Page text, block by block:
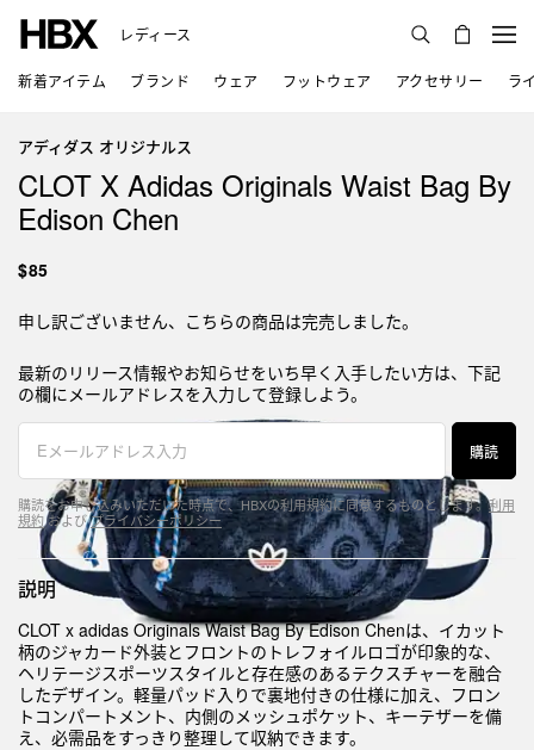
レディース
新着アイテム ブランド ウェア フットウェア アクセサリー ラ
アディダス オリジナルス
CLOT X Adidas Originals Waist Bag By
Edison Chen
$85
申し訳ございません、こちらの商品は完売しました。
最新のリリース情報やお知らせをいち早く入手したい方は、下記
の欄にメールアドレスを入力して登録しよう。
購読
購読をお申し込みいただいた時点で、HBXの利用規約に同意するものとします。利用
規約およびプライバシーポリシー
説明
CLOT x adidas Originals Waist Bag By Edison Chenは、イカット
柄のジャカード外装とフロントのトレフォイルロゴが印象的な、
ヘリテージスポーツスタイルと存在感のあるテクスチャーを融合
したデザイン。軽量パッド入りで裏地付きの仕様に加え、フロン
トコンパートメント、内側のメッシュポケット、キーテザーを備
え、必需品をすっきり整理して収納できます。